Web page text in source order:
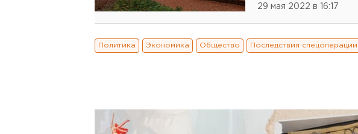
29 мая 2022 в 16:17
Политика Экономика Общество Последствия